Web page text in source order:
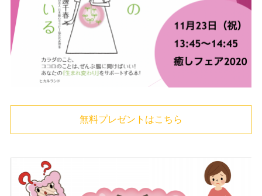
無料プレゼントはこちら